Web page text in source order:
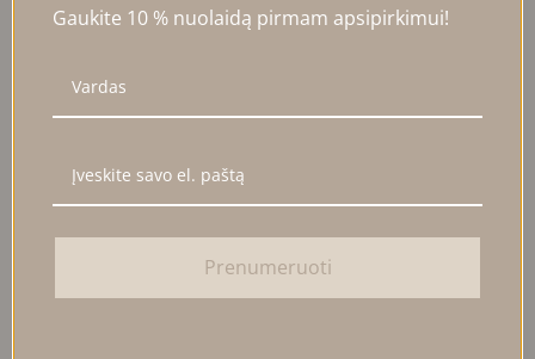
MASYVŪS PAILGO
MASYVŪS PINTO
38,00
Gaukite 10 % nuolaidą pirmam apsipirkimui!
Prenumeruoti